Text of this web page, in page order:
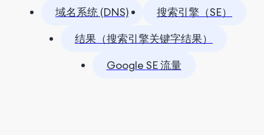
域名系统 (DNS)
搜索引擎（SE）
结果（搜索引擎关键字结果）
Google SE 流量